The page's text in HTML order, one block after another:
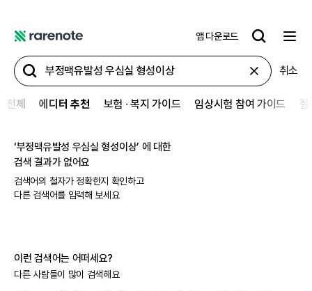
어
노
트
앱 다운로드
취소
전체 에디터 추천 보험 ∙ 복지 가이드 임상시험 참여 가이드 질
‘부정맥유발성 우심실 형성이상’ 에 대한
검색 결과가 없어요
검색어의 철자가 정확한지 확인하고
다른 검색어를 입력해 보세요
이런 검색어는 어떠세요?
다른 사람들이 많이 검색해요